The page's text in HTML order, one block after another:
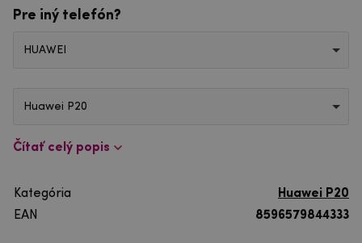
Pre iný telefón?
HUAWEI
Huawei P20
Čítať celý popis
Kategória
Huawei P20
EAN
8596579844333